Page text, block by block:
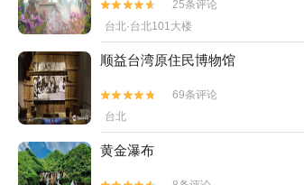


25条评论
台北·台北101大楼
顺益台湾原住民博物馆


69条评论
台北
黄金瀑布